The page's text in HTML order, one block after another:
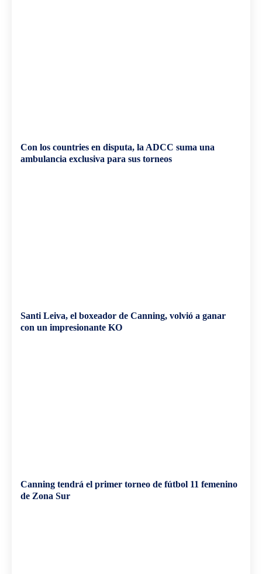
Con los countries en disputa, la ADCC suma una
ambulancia exclusiva para sus torneos
Santi Leiva, el boxeador de Canning, volvió a ganar
con un impresionante KO
Canning tendrá el primer torneo de fútbol 11 femenino
de Zona Sur